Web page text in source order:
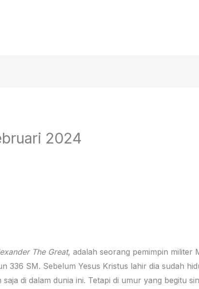
2024
The Great, adalah seorang pemimpin militer
336 SM. Sebelum Yesus Kristus lahir dia sudah
di dalam dunia ini. Tetapi di umur yang begitu